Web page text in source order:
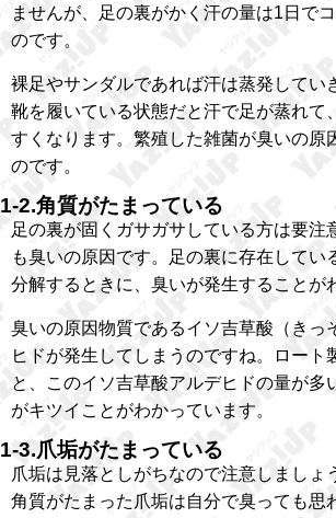
ませんが、足の裏がかく汗の量は1日で
のです。
裸足やサンダルであれば汗は蒸発してい
靴を履いている状態だと汗で足が蒸れて
すくなります。繁殖した雑菌が臭いの原
のです。
1-2.角質がたまっている
足の裏が固くガサガサしている方は要注
も臭いの原因です。足の裏に存在してい
分解するときに、臭いが発生することが
臭いの原因物質であるイソ吉草酸（きっ
ヒドが発生してしまうのですね。ロート
と、このイソ吉草酸アルデヒドの量が多
がキツイことがわかっています。
1-3.爪垢がたまっている
爪垢は見落としがちなので注意しましょ
角質がたまった爪垢は自分で臭っても思